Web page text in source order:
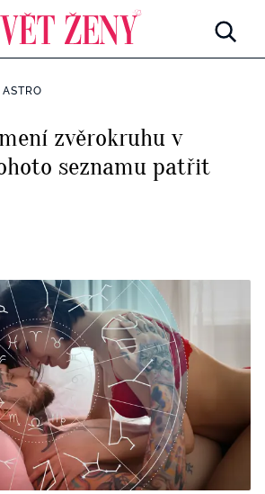
BurdaMedia
Extra
SVĚT ŽENY - 599 KČ
ROČNÍ PŘEDPLATNÉ SVĚT ŽENY +
zvěrokruhu v
seznamu patřit